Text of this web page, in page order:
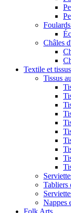
Châles
Textile et tissus
Tissus
Tabliers
Nappes